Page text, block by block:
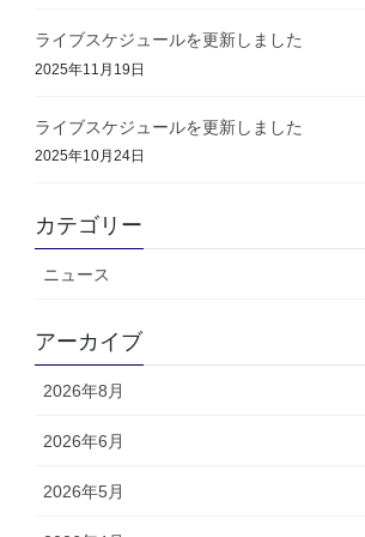
ライブスケジュールを更新しました
2025年11月19日
ライブスケジュールを更新しました
2025年10月24日
カテゴリー
ニュース
アーカイブ
2026年8月
2026年6月
2026年5月